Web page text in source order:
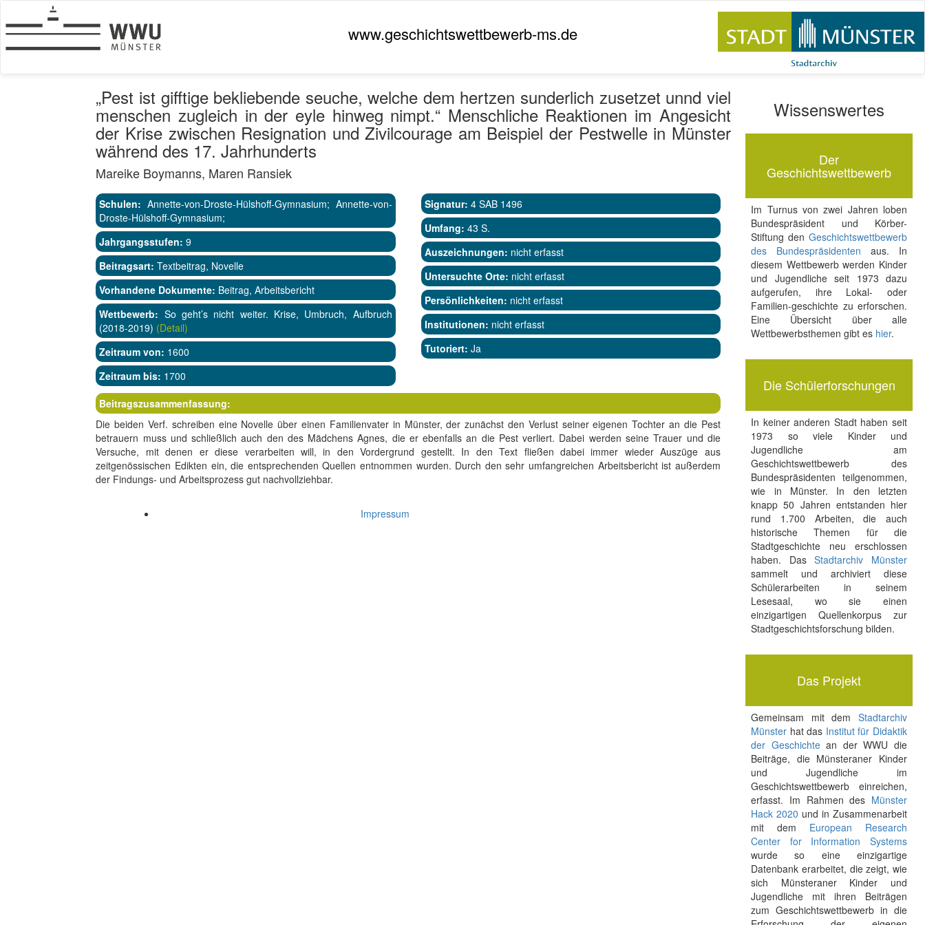
www.geschichtswettbewerb-ms.de
„Pest ist gifftige bekliebende seuche, welche dem hertzen sunderlich zusetzet unnd viel
menschen zugleich in der eyle hinweg nimpt.“ Menschliche Reaktionen im Angesicht
der Krise zwischen Resignation und Zivilcourage am Beispiel der Pestwelle in Münster
während des 17. Jahrhunderts
Mareike Boymanns, Maren Ransiek
Schulen: Annette-von-Droste-Hülshoff-Gymnasium; Annette-von-
Droste-Hülshoff-Gymnasium;
Jahrgangsstufen: 9
Beitragsart: Textbeitrag, Novelle
Vorhandene Dokumente: Beitrag, Arbeitsbericht
Wettbewerb: So geht’s nicht weiter. Krise, Umbruch, Aufbruch
(2018-2019) (Detail)
Zeitraum von: 1600
Zeitraum bis: 1700
Signatur: 4 SAB 1496
Umfang: 43 S.
Auszeichnungen: nicht erfasst
Untersuchte Orte: nicht erfasst
Persönlichkeiten: nicht erfasst
Institutionen: nicht erfasst
Tutoriert: Ja
Beitragszusammenfassung:
Die beiden Verf. schreiben eine Novelle über einen Familienvater in Münster, der zunächst den Verlust seiner eigenen Tochter an die Pest
betrauern muss und schließlich auch den des Mädchens Agnes, die er ebenfalls an die Pest verliert. Dabei werden seine Trauer und die
Versuche, mit denen er diese verarbeiten will, in den Vordergrund gestellt. In den Text fließen dabei immer wieder Auszüge aus
zeitgenössischen Edikten ein, die entsprechenden Quellen entnommen wurden. Durch den sehr umfangreichen Arbeitsbericht ist außerdem
der Findungs- und Arbeitsprozess gut nachvollziehbar.
Wissenswertes
Der
Geschichtswettbewerb
Im Turnus von zwei Jahren loben
Bundespräsident und Körber-
Stiftung den Geschichtswettbewerb
des Bundespräsidenten aus. In
diesem Wettbewerb werden Kinder
und Jugendliche seit 1973 dazu
aufgerufen, ihre Lokal- oder
Familien-geschichte zu erforschen.
Eine Übersicht über alle
Wettbewerbsthemen gibt es hier.
Die Schülerforschungen
In keiner anderen Stadt haben seit
1973 so viele Kinder und
Jugendliche am
Geschichtswettbewerb des
Bundespräsidenten teilgenommen,
wie in Münster. In den letzten
knapp 50 Jahren entstanden hier
rund 1.700 Arbeiten, die auch
historische Themen für die
Stadtgeschichte neu erschlossen
haben. DasStadtarchiv Münster
sammelt und archiviert diese
Schülerarbeiten in seinem
Lesesaal, wo sie einen
einzigartigen Quellenkorpus zur
Stadtgeschichtsforschung bilden.
Das Projekt
Gemeinsam mit dem Stadtarchiv
Münster hat das Institut für Didaktik
der Geschichtean der WWU die
Beiträge, die Münsteraner Kinder
und Jugendliche im
Geschichtswettbewerb einreichen,
erfasst. Im Rahmen des Münster
Hack 2020 und in Zusammenarbeit
mit dem European Research
Center for Information Systems
wurde so eine einzigartige
Datenbank erarbeitet, die zeigt, wie
sich Münsteraner Kinder und
Jugendliche mit ihren Beiträgen
zum Geschichtswettbewerb in die
Impressum